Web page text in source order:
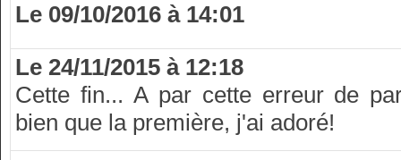
Le 09/10/2016 à 14:01
Le 24/11/2015 à 12:18
Cette fin... A par cette erreur de
bien que la première, j'ai adoré!